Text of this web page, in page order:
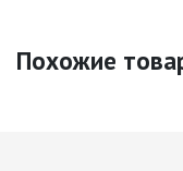
Похожие